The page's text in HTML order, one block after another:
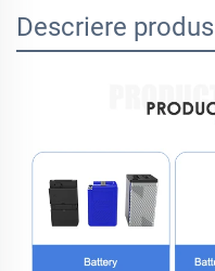
Descriere produs